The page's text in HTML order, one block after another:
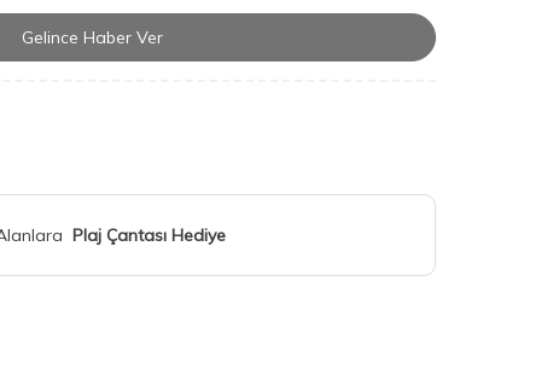
Gelince Haber Ver
Plaj Çantası Hediye